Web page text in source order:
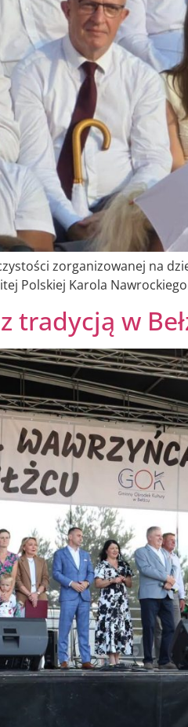
zorganizowanej na
Polskiej Karola
tradycją w